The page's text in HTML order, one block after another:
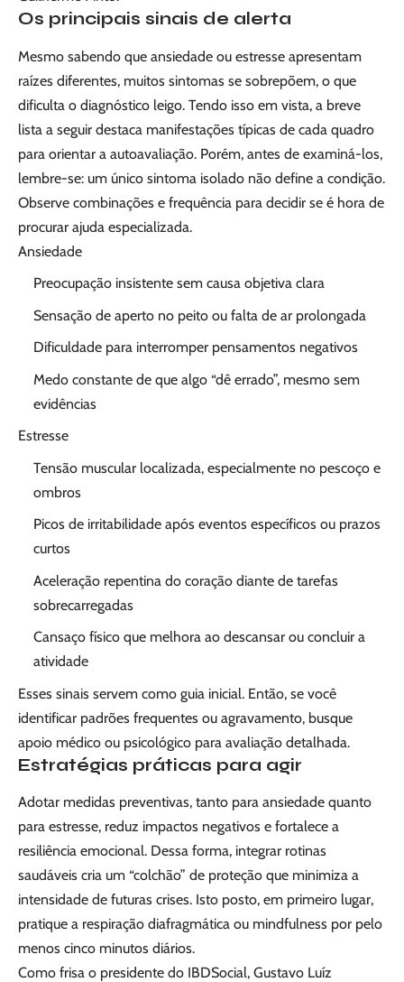
Os principais sinais de alerta
Mesmo sabendo que ansiedade ou estresse apresentam
raízes diferentes, muitos sintomas se sobrepõem, o que
dificulta o diagnóstico leigo. Tendo isso em vista, a breve
lista a seguir destaca manifestações típicas de cada quadro
para orientar a autoavaliação. Porém, antes de examiná-los,
lembre-se: um único sintoma isolado não define a condição.
Observe combinações e frequência para decidir se é hora de
procurar ajuda especializada.
Ansiedade
Preocupação insistente sem causa objetiva clara
Sensação de aperto no peito ou falta de ar prolongada
Dificuldade para interromper pensamentos negativos
Medo constante de que algo “dê errado”, mesmo sem
evidências
Estresse
Tensão muscular localizada, especialmente no pescoço e
ombros
Picos de irritabilidade após eventos específicos ou prazos
curtos
Aceleração repentina do coração diante de tarefas
sobrecarregadas
Cansaço físico que melhora ao descansar ou concluir a
atividade
Esses sinais servem como guia inicial. Então, se você
identificar padrões frequentes ou agravamento, busque
apoio médico ou psicológico para avaliação detalhada.
Estratégias práticas para agir
Adotar medidas preventivas, tanto para ansiedade quanto
para estresse, reduz impactos negativos e fortalece a
resiliência emocional. Dessa forma, integrar rotinas
saudáveis cria um “colchão” de proteção que minimiza a
intensidade de futuras crises. Isto posto, em primeiro lugar,
pratique a respiração diafragmática ou mindfulness por pelo
menos cinco minutos diários.
Como frisa o presidente do IBDSocial, Gustavo Luíz